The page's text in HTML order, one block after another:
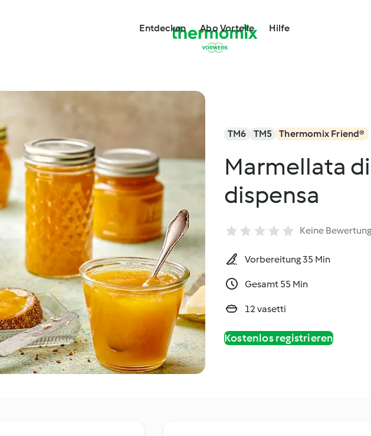
Entdecken Abo Vorteile Hilfe
TM6 TM5 Thermomix Friend®
Marmellata
dispensa
Keine
Vorbereitung 35 Min
Gesamt 55 Min
12 vasetti
Kostenlos registrieren